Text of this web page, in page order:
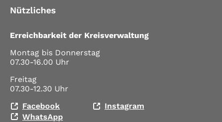
Nützliches
Erreichbarkeit der Kreisverwaltung
Montag bis Donnerstag
07.30-16.00 Uhr
Freitag
07.30-12.30 Uhr
Facebook
Instagram
WhatsApp